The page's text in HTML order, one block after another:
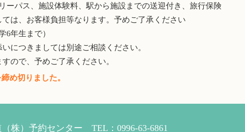
ーパス、施設体験料、駅から施設までの送迎付き、旅行保険
は、お客様負担等なります。予めご了承ください
6年生まで）
につきましては別途ご相談ください。
ので、予めご了承ください。
め切りました。
株）予約センター TEL：0996-63-6861